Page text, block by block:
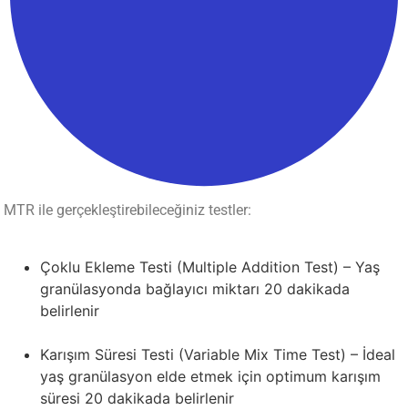
MTR ile gerçekleştirebileceğiniz testler:
Çoklu Ekleme Testi (Multiple Addition Test) – Yaş
granülasyonda bağlayıcı miktarı 20 dakikada
belirlenir
Karışım Süresi Testi (Variable Mix Time Test) – İdeal
yaş granülasyon elde etmek için optimum karışım
süresi 20 dakikada belirlenir